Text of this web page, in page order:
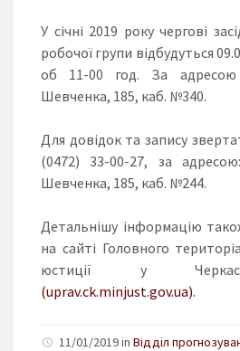
У січні 2019 року чергові
робочої групи відбудуться
об 11-00 год. За
Шевченка, 185, каб. №340.
Для довідок та запису
(0472) 33-00-27, за
Шевченка, 185, каб. №244.
Детальнішу інформацію
на сайті Головного
юстиції у
(uprav.ck.minjust.gov.ua).
11/01/2019 in Відділ